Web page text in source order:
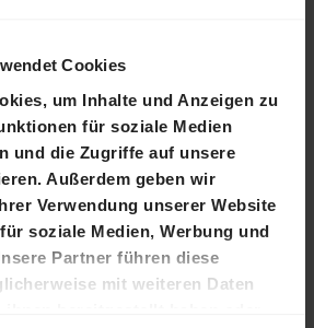
Cookies
um Inhalte und Anzeigen zu
für soziale Medien
und die Zugriffe auf unsere
Außerdem geben wir
Verwendung unserer Website
soziale Medien, Werbung und
Partner führen diese
mit weiteren Daten
Link steht nach der
des Webcasts zur
dataconf/productus
30184/indexl.html